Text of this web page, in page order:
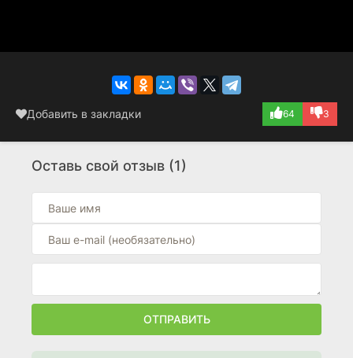
Добавить в закладки 64 3
Оставь свой отзыв (1)
ОТПРАВИТЬ